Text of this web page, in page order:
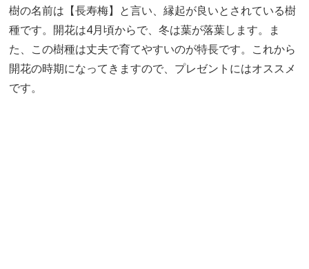
樹の名前は【長寿梅】と言い、縁起が良いとされている樹
種です。開花は4月頃からで、冬は葉が落葉します。ま
た、この樹種は丈夫で育てやすいのが特長です。これから
開花の時期になってきますので、プレゼントにはオススメ
です。